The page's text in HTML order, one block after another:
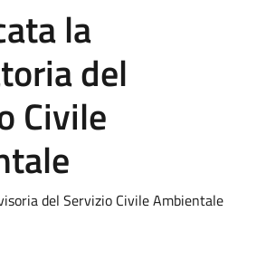
la
del
Civile
del Servizio Civile Ambientale